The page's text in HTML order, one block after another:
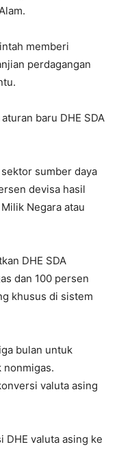
memberi
perdagangan
baru DHE SDA
sumber daya
devisa hasil
Negara atau
DHE SDA
dan 100 persen
khusus di sistem
bulan untuk
nonmigas.
valuta asing
DHE valuta asing ke